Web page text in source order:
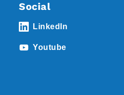
Social
LinkedIn
Youtube